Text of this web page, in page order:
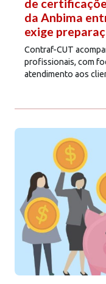
de
da Anbima
exige
Contraf-CUT
profissionais, com
atendimento aos